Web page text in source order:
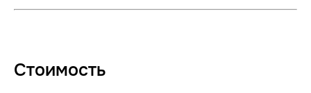
Стоимость